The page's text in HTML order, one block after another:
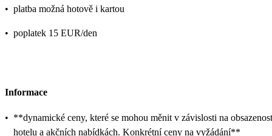
• platba možná hotově i kartou
• poplatek 15 EUR/den
Informace
• **dynamické ceny, které se mohou měnit v závislosti na
hotelu a akčních nabídkách. Konkrétní ceny na vyžádání**